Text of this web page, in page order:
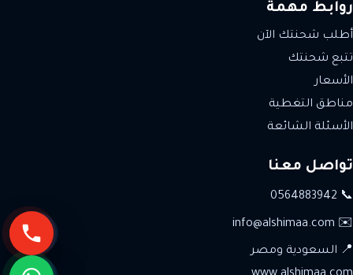
روابط مهمة
أطلب شحنتك الآن
تتبع شحنتك
الأسعار
مناطق التغطية
الأسئلة الشائعة
تواصل معنا
📞 0564883942
✉️ info@alshimaa.com
📍 السعودية ومصر